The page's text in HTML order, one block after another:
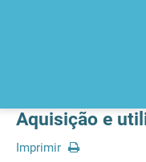
Aquisição e
Imprimir